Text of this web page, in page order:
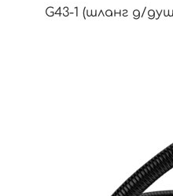
G43-1 (шланг д/